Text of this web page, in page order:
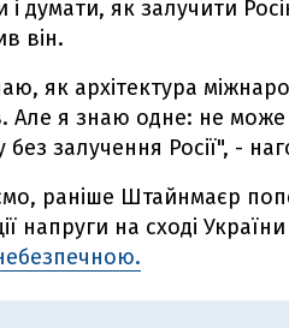
і думати, як залучити
він.
як архітектура
Але я знаю одне: не
без залучення Росії", -
раніше Штайнмаєр
напруги на сході